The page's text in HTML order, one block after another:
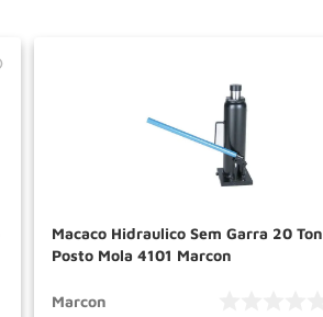
Macaco Hidraulico Sem Garra 20 Ton
Posto Mola 4101 Marcon
Marcon